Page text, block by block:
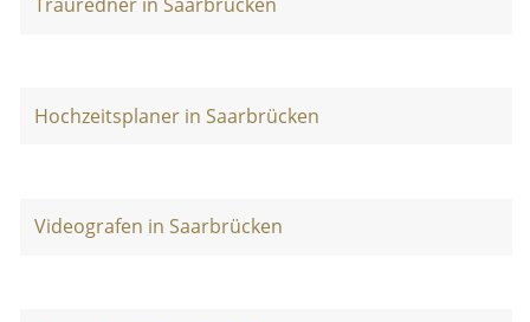
Hochzeitsplaner in Saarbrücken
Videografen in Saarbrücken